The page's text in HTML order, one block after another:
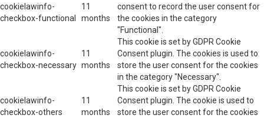
cookielawinfo-
checkbox-functional
11
months
consent to record the user consent for
the cookies in the category
"Functional".
cookielawinfo-
checkbox-necessary
11
months
This cookie is set by GDPR Cookie
Consent plugin. The cookies is used to
store the user consent for the cookies
in the category "Necessary".
cookielawinfo-
checkbox-others
11
months
This cookie is set by GDPR Cookie
Consent plugin. The cookie is used to
store the user consent for the cookies